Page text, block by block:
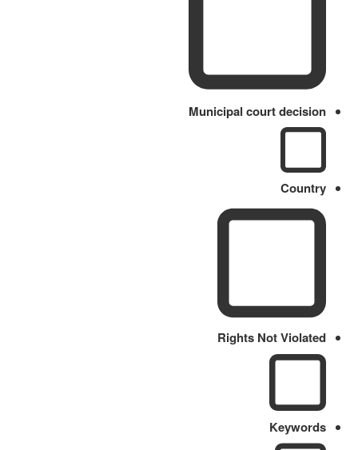
Municipal court decision
Country
Rights Not Violated
Keywords